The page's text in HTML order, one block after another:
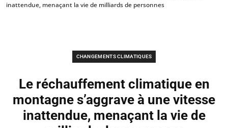
inattendue, menaçant la vie de milliards de personnes
CHANGEMENTS CLIMATIQUES
Le réchauffement climatique en
montagne s’aggrave à une vitesse
inattendue, menaçant la vie de